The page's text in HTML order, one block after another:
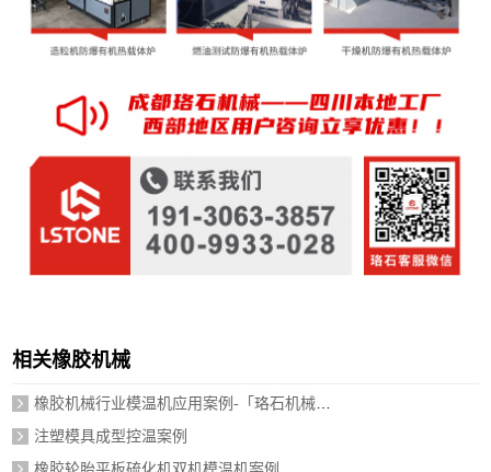
相关橡胶机械
注塑模具成型控温案例